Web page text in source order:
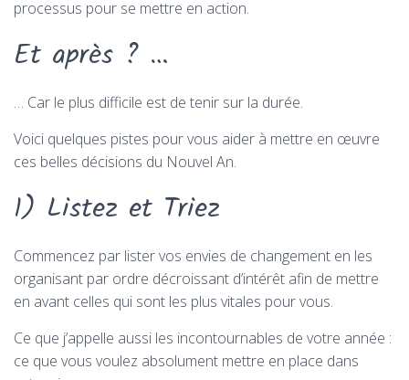
processus pour se mettre en action.
Et après ? …
… Car le plus difficile est de tenir sur la durée.
Voici quelques pistes pour vous aider à mettre en œuvre
ces belles décisions du Nouvel An.
1) Listez et Triez
Commencez par lister vos envies de changement en les
organisant par ordre décroissant d’intérêt afin de mettre
en avant celles qui sont les plus vitales pour vous.
Ce que j’appelle aussi les incontournables de votre année :
ce que vous voulez absolument mettre en place dans